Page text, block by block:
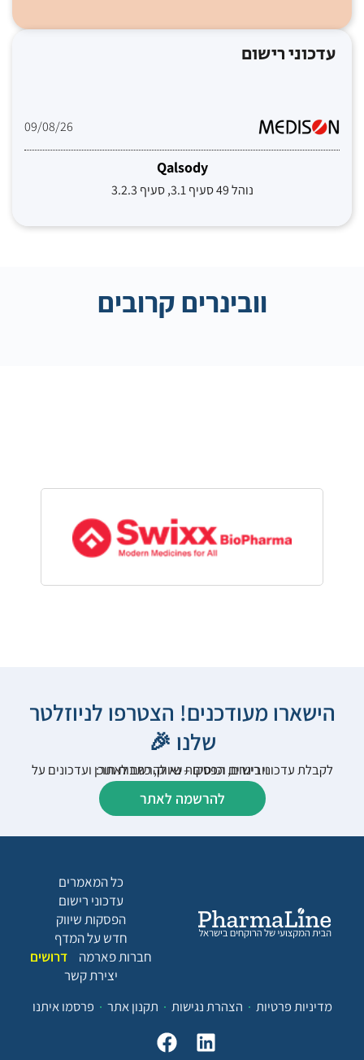
עדכוני רישום
09/08/26
Qalsody
נוהל 49 סעיף 3.1, סעיף 3.2.3
וובינרים קרובים
הישארו מעודכנים! הצטרפו לניוזלטר
שלנו 🎉
לקבלת עדכוני רישום, הפסקות שיווק, כתבות תוכן ועדכונים על וובינרים וכנסים – נא להרשם לאתר:
להרשמה לאתר
כל המאמרים
עדכוני רישום
הפסקות שיווק
חדש על המדף
חברות פארמה
דרושים
יצירת קשר
מדיניות פרטיות
הצהרת נגישות תקנון אתר פרסמו איתנו